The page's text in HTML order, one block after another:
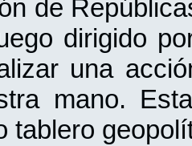
de
dirigido
una
mano.
tablero